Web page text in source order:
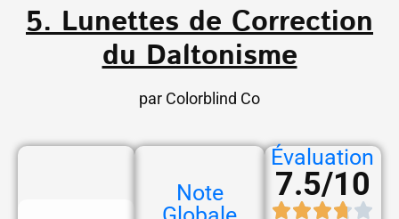
5. Lunettes de Correction
du Daltonisme
par Colorblind Co
Note
Évaluation
7.5/10